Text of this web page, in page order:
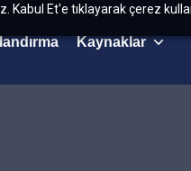
Et'e tıklayarak çerez
Kaynaklar